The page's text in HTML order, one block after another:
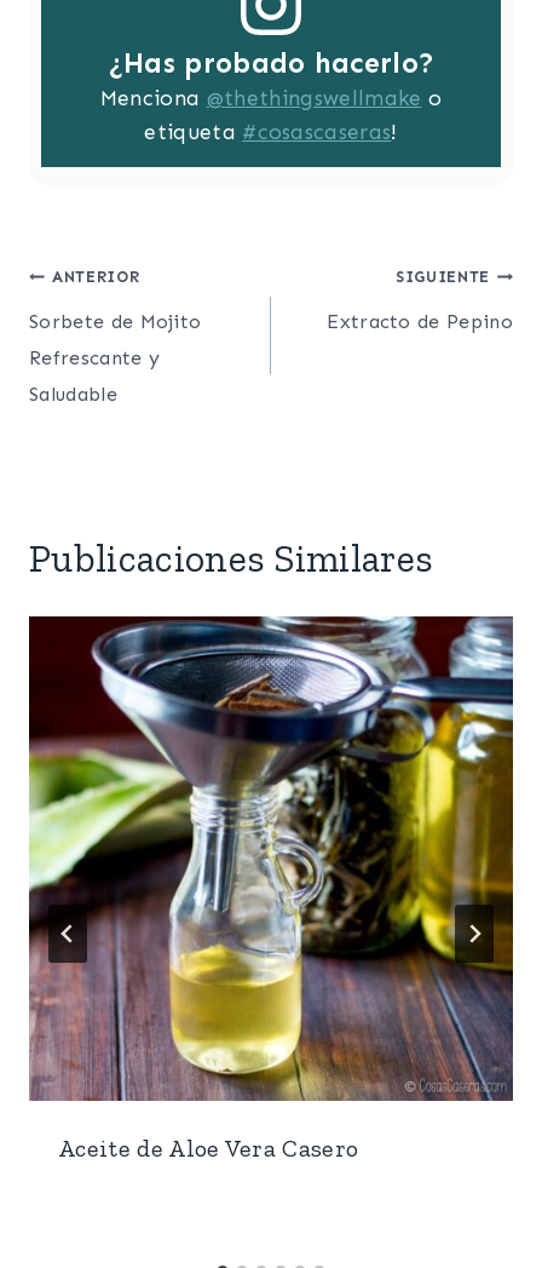
¿Has probado hacerlo?
Menciona @thethingswellmake o
etiqueta #cosascaseras!
Post
navigation
ANTERIOR
Sorbete de Mojito
Refrescante y
Saludable
SIGUIENTE
Extracto de Pepino
Publicaciones Similares
Aceite de Aloe Vera Casero